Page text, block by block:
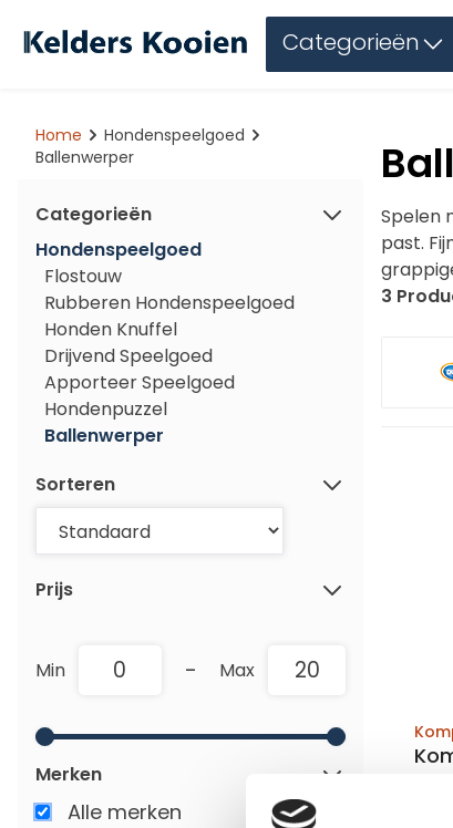
Categorieën
Home
Hondenspeelgoed
Ballenwerper
Categorieën
Hondenspeelgoed
Flostouw
Rubberen Hondenspeelgoed
Honden Knuffel
Drijvend Speelgoed
Apporteer Speelgoed
Hondenpuzzel
Ballenwerper
Sorteren
Prijs
Min - Max
Merken
Alle merken
Spelen
past.
3